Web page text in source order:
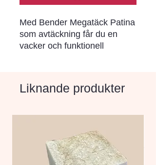
Med Bender Megatäck Patina
som avtäckning får du en
vacker och funktionell
den samtliga murar i
Liknande produkter